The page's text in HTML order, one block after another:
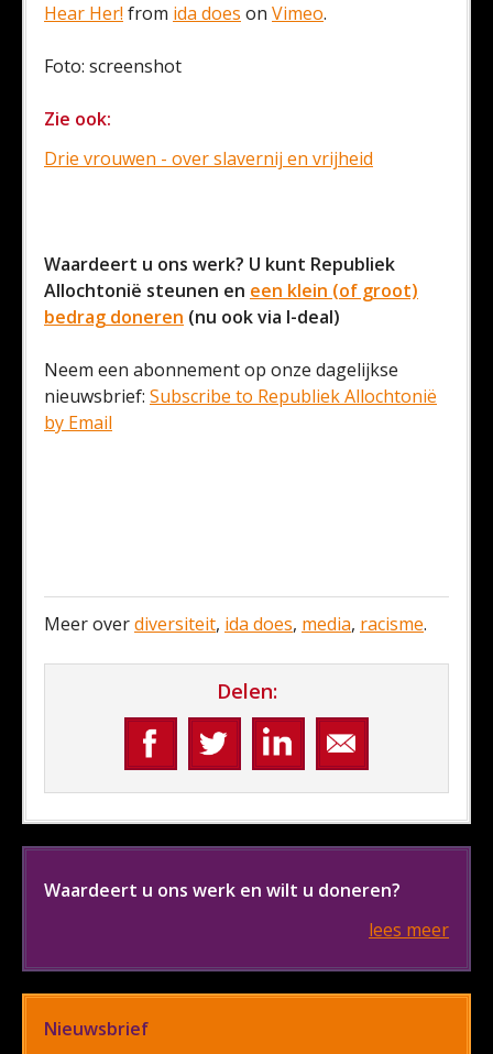
Hear Her! from ida does on Vimeo.
Foto: screenshot
Zie ook:
Drie vrouwen - over slavernij en vrijheid
Waardeert u ons werk? U kunt Republiek
Allochtonië steunen en een klein (of groot)
bedrag doneren (nu ook via I-deal)
Neem een abonnement op onze dagelijkse
nieuwsbrief: Subscribe to Republiek Allochtonië
by Email
Meer overdiversiteit, ida does, media, racisme.
Delen:
Waardeert u ons werk en wilt u doneren?
lees meer
Nieuwsbrief